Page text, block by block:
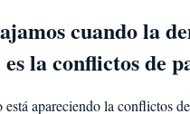
cuando la
la conflictos de
apareciendo la conflictos